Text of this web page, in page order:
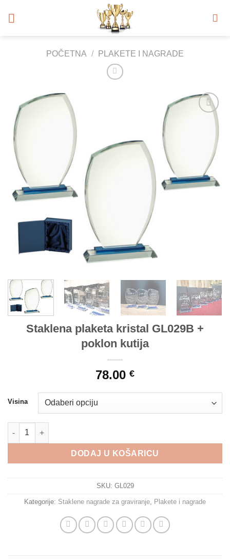
POČETNA / PLAKETE I NAGRADE
Add to
Staklena plaketa kristal GL029B +
poklon kutija
78.00 €
Visina
Staklena plaketa kristal GL029B + poklon kutija količina
DODAJ U KOŠARICU
SKU: GL029
Kategorije: Staklene nagrade za graviranje, Plakete i nagrade